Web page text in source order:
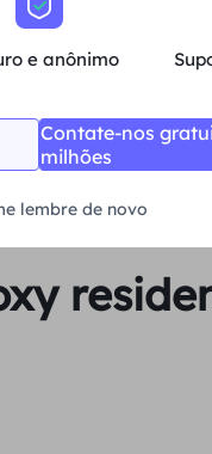
agora
e anônimo
Contate-nos
milhões
lembre de novo